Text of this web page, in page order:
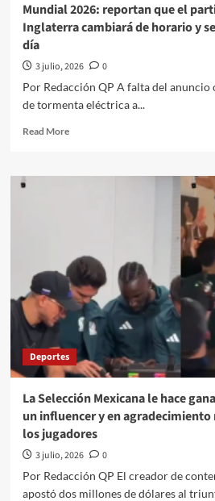
Mundial 2026: reportan que el
Inglaterra cambiará de horario y
día
3 julio, 2026
0
Por Redacción QP A falta del anuncio
de tormenta eléctrica a...
Read MoreRead
Mundial
México
vs
Inglaterra
cambiará
de
horario
y
se
a
las
12:00
del
Deportes
La Selección Mexicana le hace
un influencer y en agradecimiento
los jugadores
3 julio, 2026
0
Por Redacción QP El creador de
apostó dos millones de dólares al